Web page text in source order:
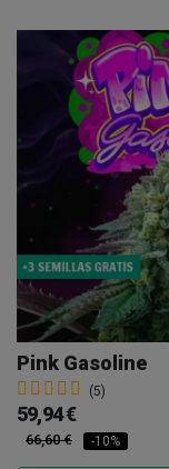
Pink Gasoline
(5)
59,94 €
66,60 € -10%